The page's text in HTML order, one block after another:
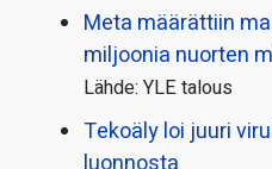
Meta määrättiin
miljoonia nuorten
Lähde: YLE talous
Tekoäly loi juuri